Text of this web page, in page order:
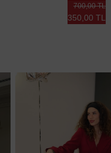
350,00 TL
700,00 TL